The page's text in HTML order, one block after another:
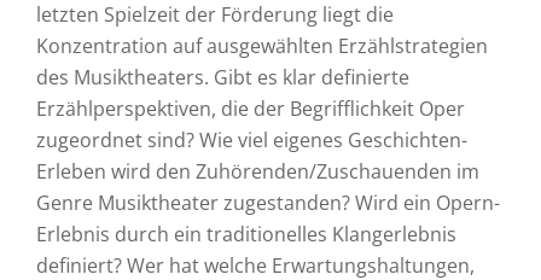
letzten Spielzeit der Förderung liegt die
Konzentration auf ausgewählten Erzählstrategien
des Musiktheaters. Gibt es klar definierte
Erzählperspektiven, die der Begrifflichkeit Oper
zugeordnet sind? Wie viel eigenes Geschichten-
Erleben wird den Zuhörenden/Zuschauenden im
Genre Musiktheater zugestanden? Wird ein Opern-
Erlebnis durch ein traditionelles Klangerlebnis
definiert? Wer hat welche Erwartungshaltungen,